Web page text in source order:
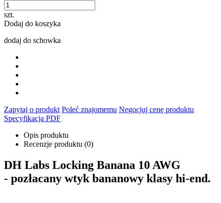
szt.
Dodaj do koszyka
dodaj do schowka
Zapytaj o produkt Poleć znajomemu Negocjuj cenę produktu
Specyfikacja PDF
Opis produktu
Recenzje produktu (0)
DH Labs Locking Banana 10 AWG
- pozłacany wtyk bananowy klasy hi-end.